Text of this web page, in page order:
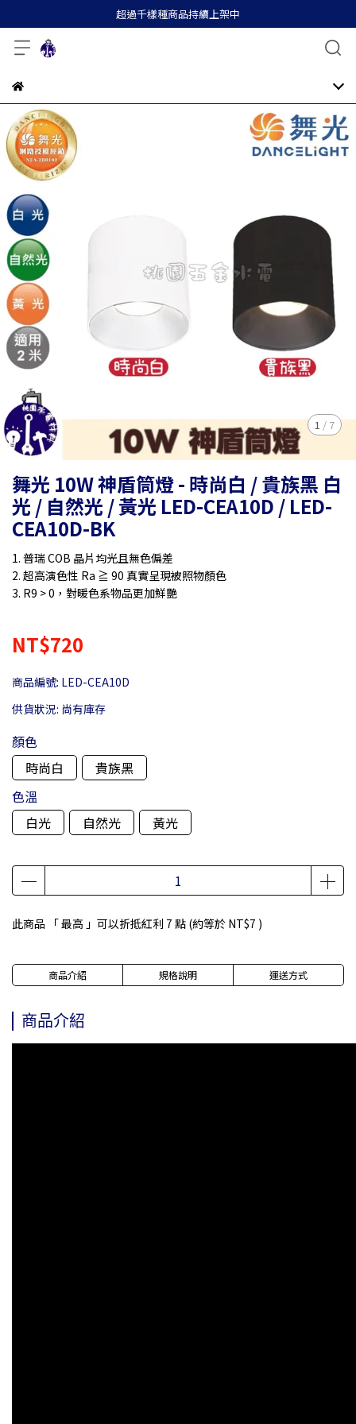
超過千樣種商品持續上架中
1 / 7
舞光 10W 神盾筒燈 - 時尚白 / 貴族黑 白
光 / 自然光 / 黃光 LED-CEA10D / LED-
CEA10D-BK
1. 普瑞 COB 晶片均光且無色偏差
2. 超高演色性 Ra ≧ 90 真實呈現被照物顏色
3. R9 > 0，對暖色系物品更加鮮艷
NT$720
商品編號: LED-CEA10D
供貨狀況: 尚有庫存
顏色
時尚白
貴族黑
色溫
白光
自然光 黃光
此商品 「 最高 」可以折抵紅利 7 點 (約等於 NT$7 )
商品介紹 規格說明 運送方式
商品介紹